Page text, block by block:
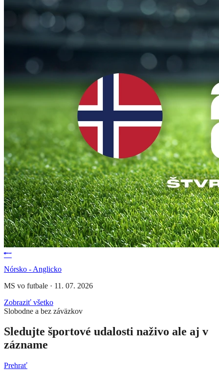
Nórsko - Anglicko
MS vo futbale · 11. 07. 2026
Zobraziť všetko
Slobodne a bez záväzkov
Sledujte športové udalosti naživo ale aj v
zázname
Prehrať